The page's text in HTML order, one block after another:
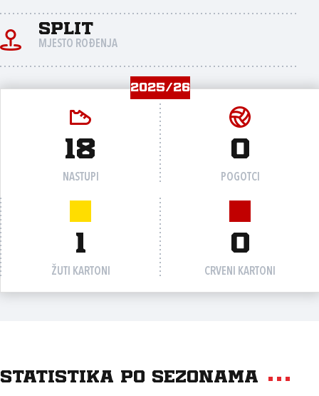
Split
MJESTO ROĐENJA
2025/26
18
NASTUPI
0
POGOTCI
1
ŽUTI KARTONI
0
CRVENI KARTONI
Statistika po sezonama